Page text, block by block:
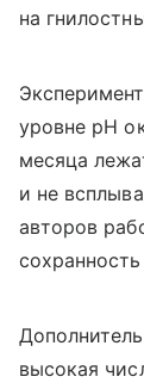
на
уровне pH
месяца
и не
авторов
высокая